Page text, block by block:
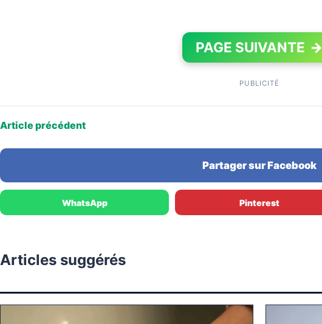
PAGE SUIVANTE →
PUBLICITÉ
Article précédent
Partager sur Facebook
WhatsApp Pinterest
Articles suggérés